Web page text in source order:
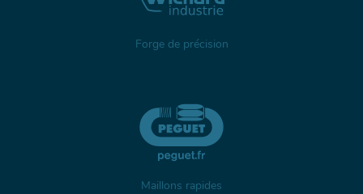
Forge de précision
Maillons rapides